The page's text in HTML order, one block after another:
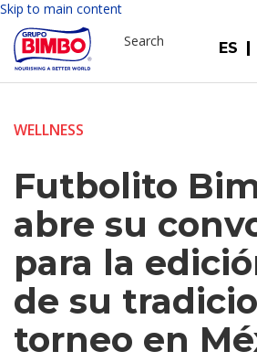
Skip to main content
ES
Search
WELLNESS
Futbolito
abre su
para la
de su
torneo en